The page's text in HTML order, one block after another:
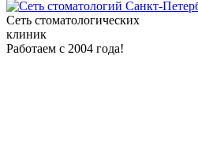
Сеть стоматологических
клиник
Работаем с 2004 года!